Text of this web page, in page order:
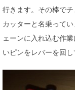
行きます。その棒でチ
カッターと名乗って
ェーンに入れ込む作
いピンをレバーを回